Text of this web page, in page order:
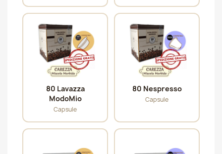
80 Lavazza
ModoMio
Capsule
80 Nespresso
Capsule